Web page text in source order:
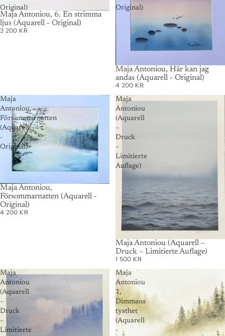
Original)
Maja Antoniou, 6. En strimma
ljus (Aquarell - Original)
3 200 KR
Original)
Maja Antoniou, Här kan jag
andas (Aquarell - Original)
4 200 KR
Maja
Antoniou,
Försommarnatten
(Aquarell
-
Original)
AUSVERKAUFT
Maja Antoniou,
Försommarnatten (Aquarell -
Original)
4 200 KR
Maja
Antoniou
(Aquarell
–
Druck
–
Limitierte
Auflage)
Maja Antoniou (Aquarell –
Druck – Limitierte Auflage)
1 500 KR
Maja
Antoniou
(Aquarell
–
Druck
–
Limitierte
Maja
Antoniou
1,
Dimmans
tysthet
(Aquarell
-